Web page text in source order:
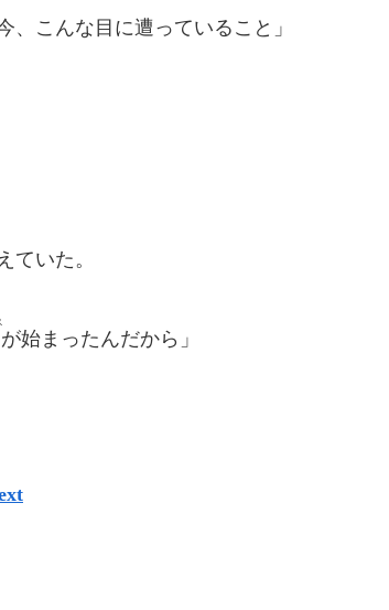
、こんな目に遭っていること」
いた。
が始まったんだから」